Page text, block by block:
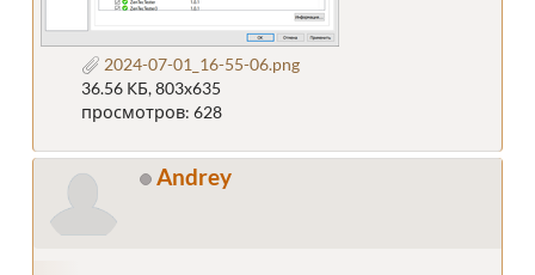
2024-07-01_16-55-06.png
36.56 КБ, 803x635
просмотров: 628
Andrey